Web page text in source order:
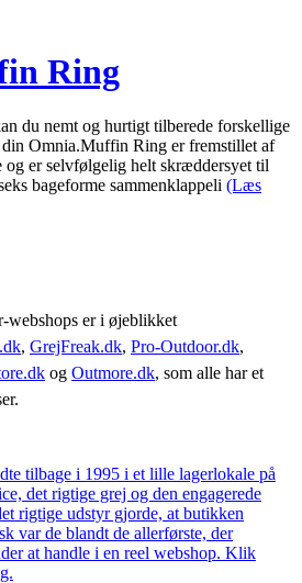
Ring
du nemt og hurtigt tilberede forskellige
Omnia.Muffin Ring er fremstillet af
og er selvfølgelig helt skræddersyet til
bageforme sammenklappeli (Læs
webshops er i øjeblikket
, GrejFreak.dk, Pro-Outdoor.dk,
og Outmore.dk, som alle har et
tilbage i 1995 i et lille lagerlokale på
det rigtige grej og den engagerede
rigtige udstyr gjorde, at butikken
var de blandt de allerførste, der
at handle i en reel webshop. Klik